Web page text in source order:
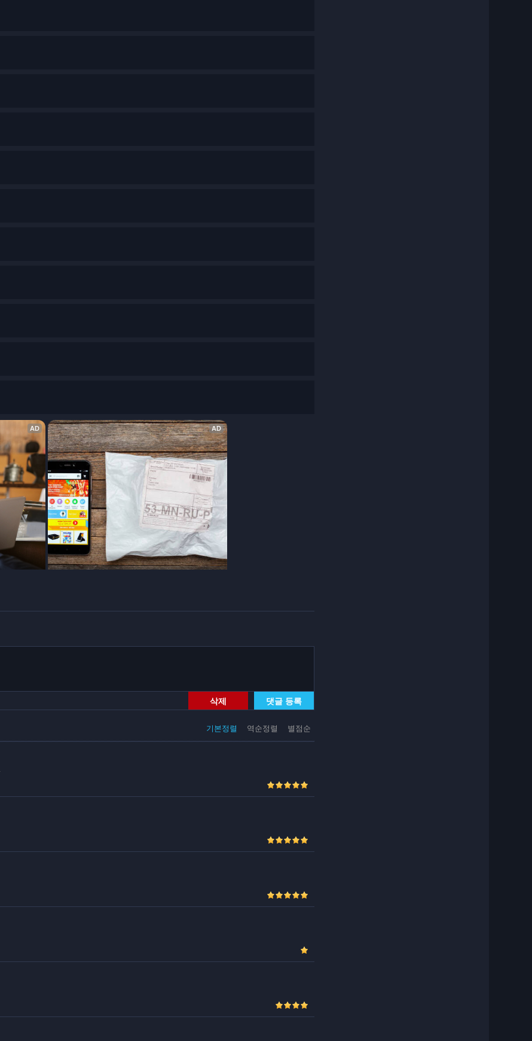
삭제 댓글 등록
기본정렬 역순정렬 별점순